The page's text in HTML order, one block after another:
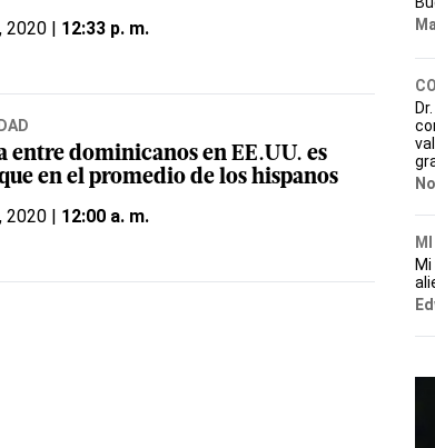
2020 | 12:33 p. m.
entre dominicanos en EE.UU. es
en el promedio de los hispanos
2020 | 12:00 a. m.